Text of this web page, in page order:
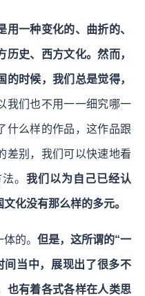
用一种变化的、曲折的、
史、西方文化。然而，
时候，我们总是觉得，
我们也不用一一细究哪一
什么样的作品，这作品跟
差别，我们可以快速地看
。 我们以为自己已经认
化没有那么样的多元。
的。 但是，这所谓的“一
间当中，展现出了很多不
也有着各式各样在人类思